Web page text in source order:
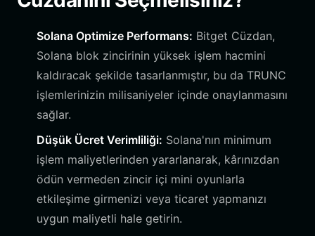
Solana Optimize Performans: Bitget Cüzdan,
Solana blok zincirinin yüksek işlem hacmini
kaldıracak şekilde tasarlanmıştır, bu da TRUNC
işlemlerinizin milisaniyeler içinde onaylanmasını
sağlar.
Düşük Ücret Verimliliği: Solana'nın minimum
işlem maliyetlerinden yararlanarak, kârınızdan
ödün vermeden zincir içi mini oyunlarla
etkileşime girmenizi veya ticaret yapmanızı
uygun maliyetli hale getirin.